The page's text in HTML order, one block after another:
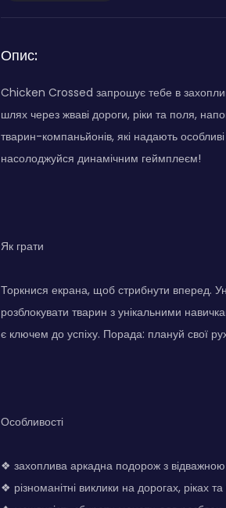
Опис:
Chicken Crossed запрошує тебе в
шлях через жваві дороги, ріки та поля,
тварин-компаньйонів, які надають
насолоджуйся динамічним геймплеєм!
Як грати
Торкнися екрана, щоб стрибнути вперед.
розблокувати тварин з унікальними
є ключем до успіху. Порада: плануй свої
Особливості
❖ захоплива аркадна подорож з
❖ різноманітні виклики на дорогах, ріках